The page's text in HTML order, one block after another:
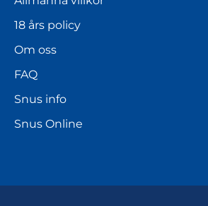
18 års policy
Om oss
FAQ
Snus info
Snus Online